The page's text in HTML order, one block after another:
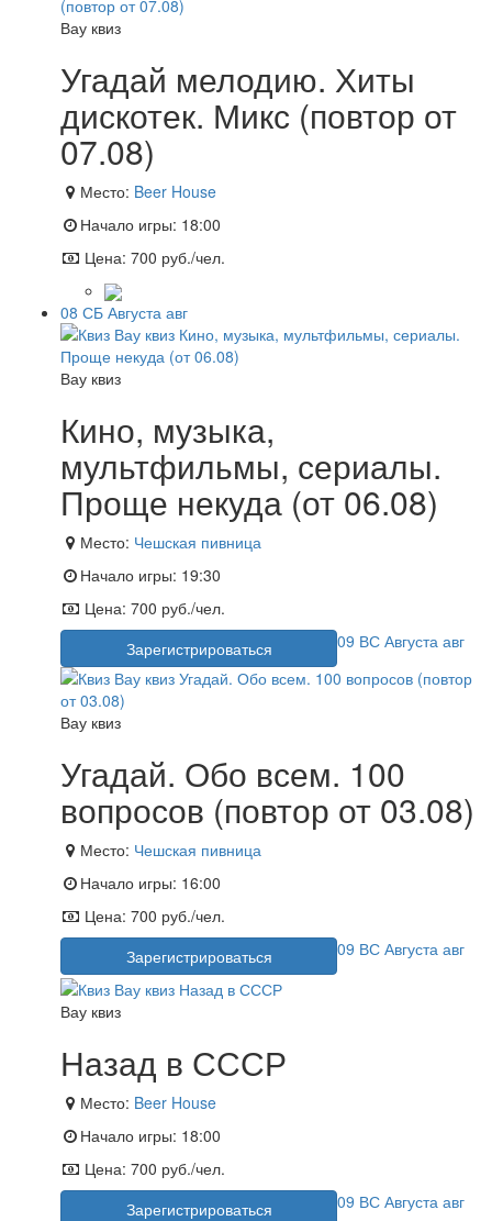
Вау квиз
Угадай мелодию. Хиты
дискотек. Микс (повтор от
07.08)
Место: Beer House
Начало игры: 18:00
Цена: 700 руб./чел.
08 СБ Августа авг
Вау квиз
Кино, музыка,
мультфильмы, сериалы.
Проще некуда (от 06.08)
Место: Чешская пивница
Начало игры: 19:30
Цена: 700 руб./чел.
Зарегистрироваться
09 ВС Августа авг
Вау квиз
Угадай. Обо всем. 100
вопросов (повтор от 03.08)
Место: Чешская пивница
Начало игры: 16:00
Цена: 700 руб./чел.
Зарегистрироваться
09 ВС Августа авг
Вау квиз
Назад в СССР
Место: Beer House
Начало игры: 18:00
Цена: 700 руб./чел.
Зарегистрироваться
09 ВС Августа авг